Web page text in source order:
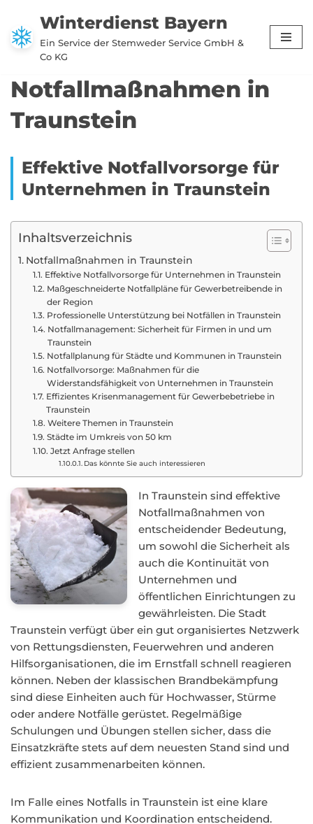
Zum
Inhalt
Winterdienst Bayern
Ein Service der Stemweder Service GmbH &
Co KG
Notfallmaßnahmen in
Traunstein
Effektive Notfallvorsorge für
Unternehmen in Traunstein
Inhaltsverzeichnis
Notfallmaßnahmen in Traunstein
Effektive Notfallvorsorge für Unternehmen in Traunstein
Maßgeschneiderte Notfallpläne für Gewerbetreibende in
der Region
Professionelle Unterstützung bei Notfällen in Traunstein
Notfallmanagement: Sicherheit für Firmen in und um
Traunstein
Notfallplanung für Städte und Kommunen in Traunstein
Notfallvorsorge: Maßnahmen für die
Widerstandsfähigkeit von Unternehmen in Traunstein
Effizientes Krisenmanagement für Gewerbebetriebe in
Traunstein
Weitere Themen in Traunstein
Städte im Umkreis von 50 km
Jetzt Anfrage stellen
Das könnte Sie auch interessieren
In Traunstein sind effektive
Notfallmaßnahmen von
entscheidender Bedeutung,
um sowohl die Sicherheit als
auch die Kontinuität von
Unternehmen und
öffentlichen Einrichtungen zu
gewährleisten. Die Stadt
Traunstein verfügt über ein gut organisiertes Netzwerk
von Rettungsdiensten, Feuerwehren und anderen
Hilfsorganisationen, die im Ernstfall schnell reagieren
können. Neben der klassischen Brandbekämpfung
sind diese Einheiten auch für Hochwasser, Stürme
oder andere Notfälle gerüstet. Regelmäßige
Schulungen und Übungen stellen sicher, dass die
Einsatzkräfte stets auf dem neuesten Stand sind und
effizient zusammenarbeiten können.
Im Falle eines Notfalls in Traunstein ist eine klare
Kommunikation und Koordination entscheidend.